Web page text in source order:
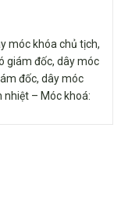
móc khóa chủ tịch,
giám đốc, dây móc
đốc, dây móc
nhiệt – Móc khoá: